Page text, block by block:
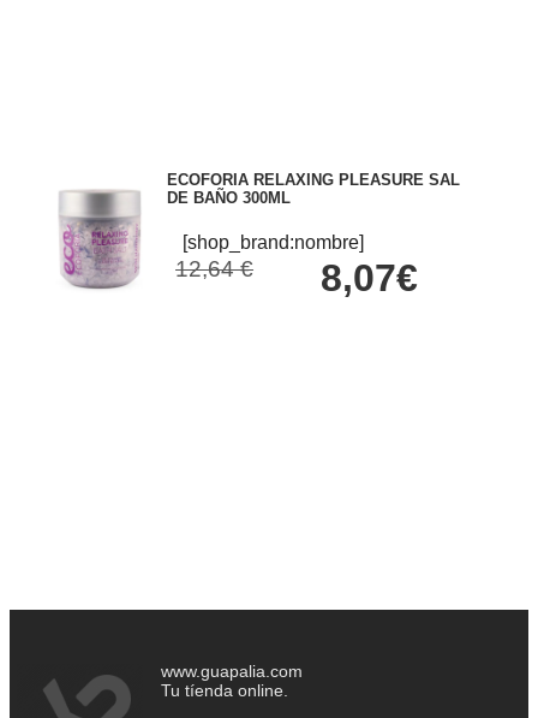
ECOFORIA RELAXING PLEASURE SAL
DE BAÑO 300ML
[shop_brand:nombre]
12,64 € 8,07€
www.guapalia.com
Tu tíenda online.